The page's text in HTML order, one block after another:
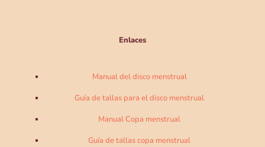
Enlaces
Manual del disco menstrual
Guía de tallas para el disco menstrual
Manual Copa menstrual
Guía de tallas copa menstrual